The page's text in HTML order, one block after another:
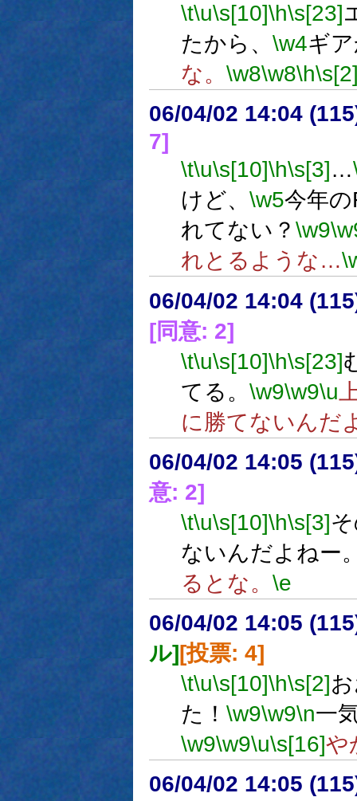
\t\u\s[10]\h\s[23]
たから、 \w4ギ
な。 \w8\w8\h
06/04/02 14:04
7]
\t\u\s[10]\h\s[3] …
けど、 \w5今年
れてない？ \w9
れとるような…
06/04/02 14:04
[同意: 2]
\t\u\s[10]\h\s[23]
てる。 \w9\w9\u
に勝てないんだ
06/04/02 14:05
意: 2]
\t\u\s[10]\h\s[3]
ないんだよねー
るとな。 \e
06/04/02 14:05
ル][投票: 4]
\t\u\s[10]\h\s[2]
た！ \w9\w9\n一
\w9\w9\u\s[16]や
06/04/02 14:05